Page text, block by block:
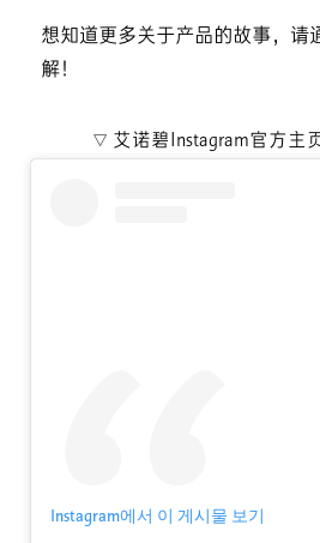
想知道更多关于产品的故事，请
解！
▽ 艾诺碧Instagram官方主
Instagram에서 이 게시물 보기